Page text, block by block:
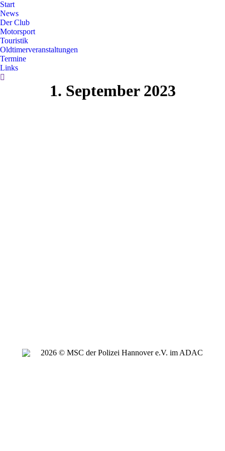
Start
News
Der Club
Motorsport
Touristik
Oldtimerveranstaltungen
Termine
Links
Search:
1. September 2023
2026 © MSC der Polizei Hannover e.V. im ADAC